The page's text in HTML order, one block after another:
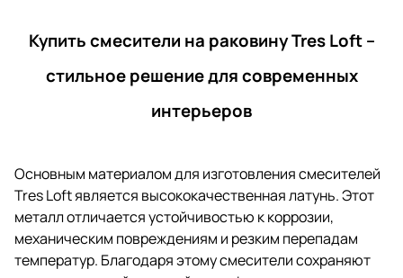
Купить смесители на раковину Tres Loft –
стильное решение для современных
интерьеров
Основным материалом для изготовления смесителей
Tres Loft является высококачественная латунь. Этот
металл отличается устойчивостью к коррозии,
механическим повреждениям и резким перепадам
температур. Благодаря этому смесители сохраняют